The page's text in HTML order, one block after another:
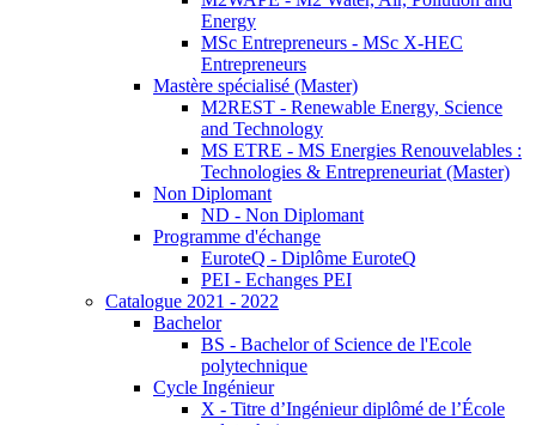
Energy
MSc Entrepreneurs - MSc X-HEC
Entrepreneurs
Mastère spécialisé (Master)
M2REST - Renewable Energy, Science
and Technology
MS ETRE - MS Energies Renouvelables :
Technologies & Entrepreneuriat (Master)
Non Diplomant
ND - Non Diplomant
Programme d'échange
EuroteQ - Diplôme EuroteQ
PEI - Echanges PEI
Catalogue 2021 - 2022
Bachelor
BS - Bachelor of Science de l'Ecole
polytechnique
Cycle Ingénieur
X - Titre d’Ingénieur diplômé de l’École